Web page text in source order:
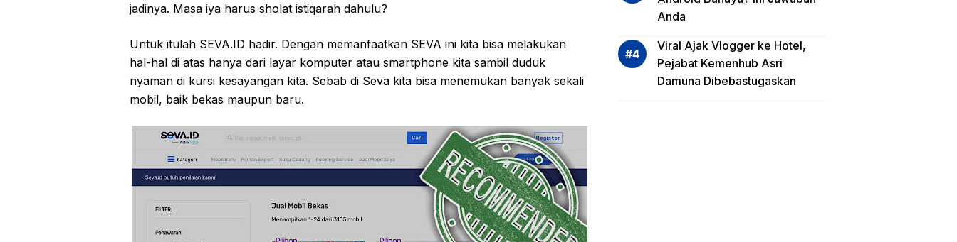
jadinya. Masa iya harus sholat istiqarah dahulu?
Untuk itulah SEVA.ID hadir. Dengan memanfaatkan SEVA ini kita bisa melakukan
hal-hal di atas hanya dari layar komputer atau smartphone kita sambil duduk
nyaman di kursi kesayangan kita. Sebab di Seva kita bisa menemukan banyak sekali
mobil, baik bekas maupun baru.
Anda
Viral Ajak Vlogger ke Hotel,
Pejabat Kemenhub Asri
Damuna Dibebastugaskan